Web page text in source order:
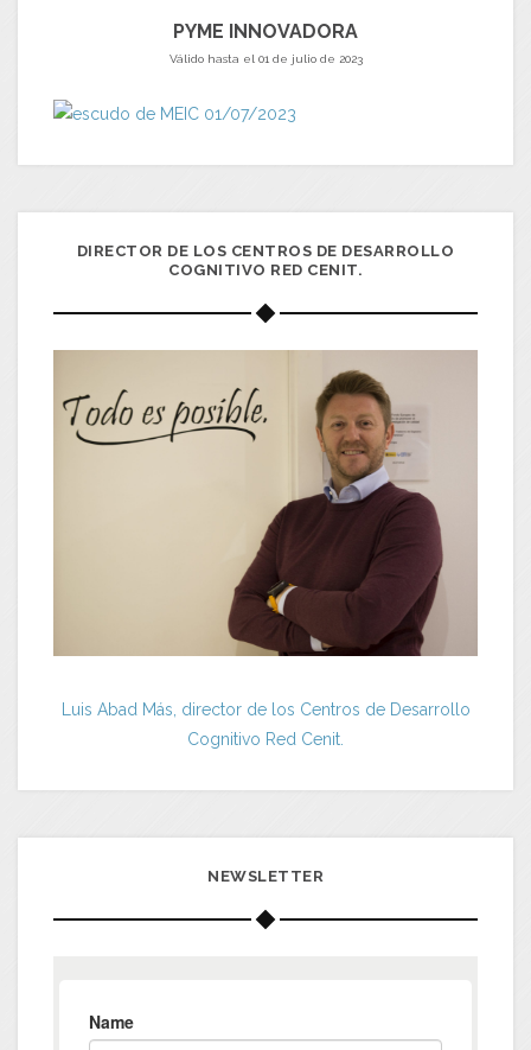
PYME INNOVADORA
Válido hasta el 01 de julio de 2023
DIRECTOR DE LOS CENTROS DE DESARROLLO
COGNITIVO RED CENIT.
Luis Abad Más, director de los Centros de Desarrollo
Cognitivo Red Cenit.
NEWSLETTER